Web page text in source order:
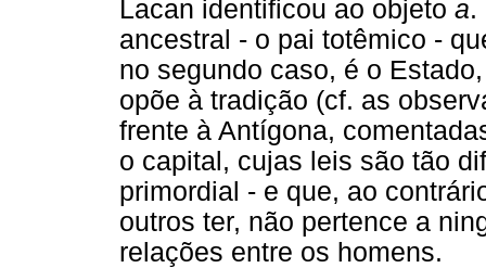
Lacan identificou ao objeto a.
ancestral - o pai totêmico -
no segundo caso, é o
opõe à tradição (cf. as
frente à Antígona,
o capital, cujas leis são tão
primordial - e que, ao
outros ter, não pertence a
relações entre os homens.